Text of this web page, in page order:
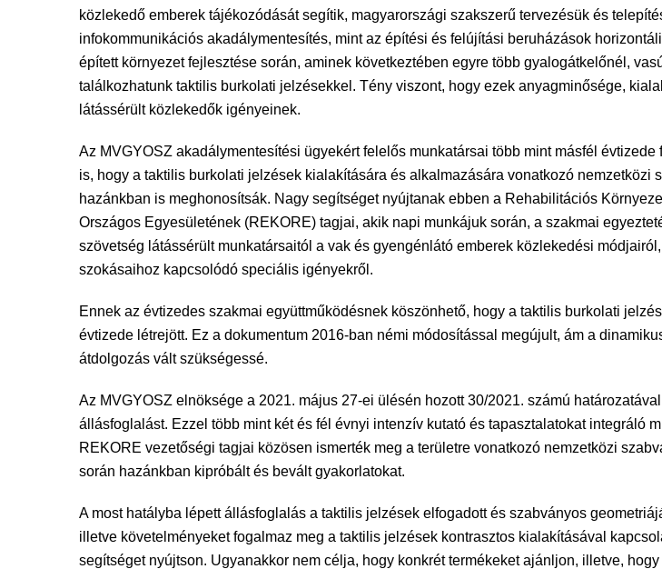
közlekedő emberek tájékozódását segítik, magyarországi szakszerű tervezésük és
infokommunikációs akadálymentesítés, mint az építési és felújítási beruházások
épített környezet fejlesztése során, aminek következtében egyre több gyalogátkelőnél,
találkozhatunk taktilis burkolati jelzésekkel. Tény viszont, hogy ezek anyagminősége,
látássérült közlekedők igényeinek.
Az MVGYOSZ akadálymentesítési ügyekért felelős munkatársai több mint másfél
is, hogy a taktilis burkolati jelzések kialakítására és alkalmazására vonatkozó
hazánkban is meghonosítsák. Nagy segítséget nyújtanak ebben a Rehabilitációs
Országos Egyesületének (REKORE) tagjai, akik napi munkájuk során, a szakmai
szövetség látássérült munkatársaitól a vak és gyengénlátó emberek közlekedési
szokásaihoz kapcsolódó speciális igényekről.
Ennek az évtizedes szakmai együttműködésnek köszönhető, hogy a taktilis burkolati
évtizede létrejött. Ez a dokumentum 2016-ban némi módosítással megújult, ám a
átdolgozás vált szükségessé.
Az MVGYOSZ elnöksége a 2021. május 27-ei ülésén hozott 30/2021. számú
állásfoglalást. Ezzel több mint két és fél évnyi intenzív kutató és tapasztalatokat integráló
REKORE vezetőségi tagjai közösen ismerték meg a területre vonatkozó nemzetközi
során hazánkban kipróbált és bevált gyakorlatokat.
A most hatályba lépett állásfoglalás a taktilis jelzések elfogadott és szabványos
illetve követelményeket fogalmaz meg a taktilis jelzések kontrasztos kialakításával
segítséget nyújtson. Ugyanakkor nem célja, hogy konkrét termékeket ajánljon, illetve,